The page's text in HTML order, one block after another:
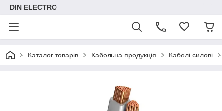
DIN ELECTRO
Каталог товарів Кабельна продукція Кабелі силові